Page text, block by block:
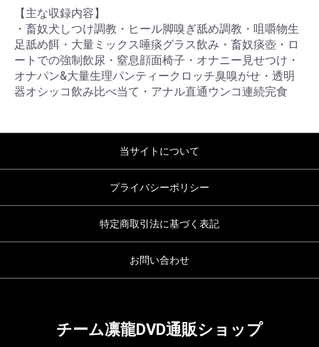
【主な収録内容】
・畜奴犬しつけ調教・ヒール脚嗅ぎ舐め調教・咀嚼物生
足舐め餌・大量ミックス唾痰グラス飲み・畜奴痰壺・ロ
ートでの強制飲尿・窒息顔面椅子・オナニー見せつけ・
オナパン&大量生理パンティークロッチ臭嗅がせ・透明
器オシッコ飲み比べ当て・アナル直通ウンコ連続完食
当サイトについて
プライバシーポリシー
特定商取引法に基づく表記
お問い合わせ
チーム凛龍DVD通販ショップ